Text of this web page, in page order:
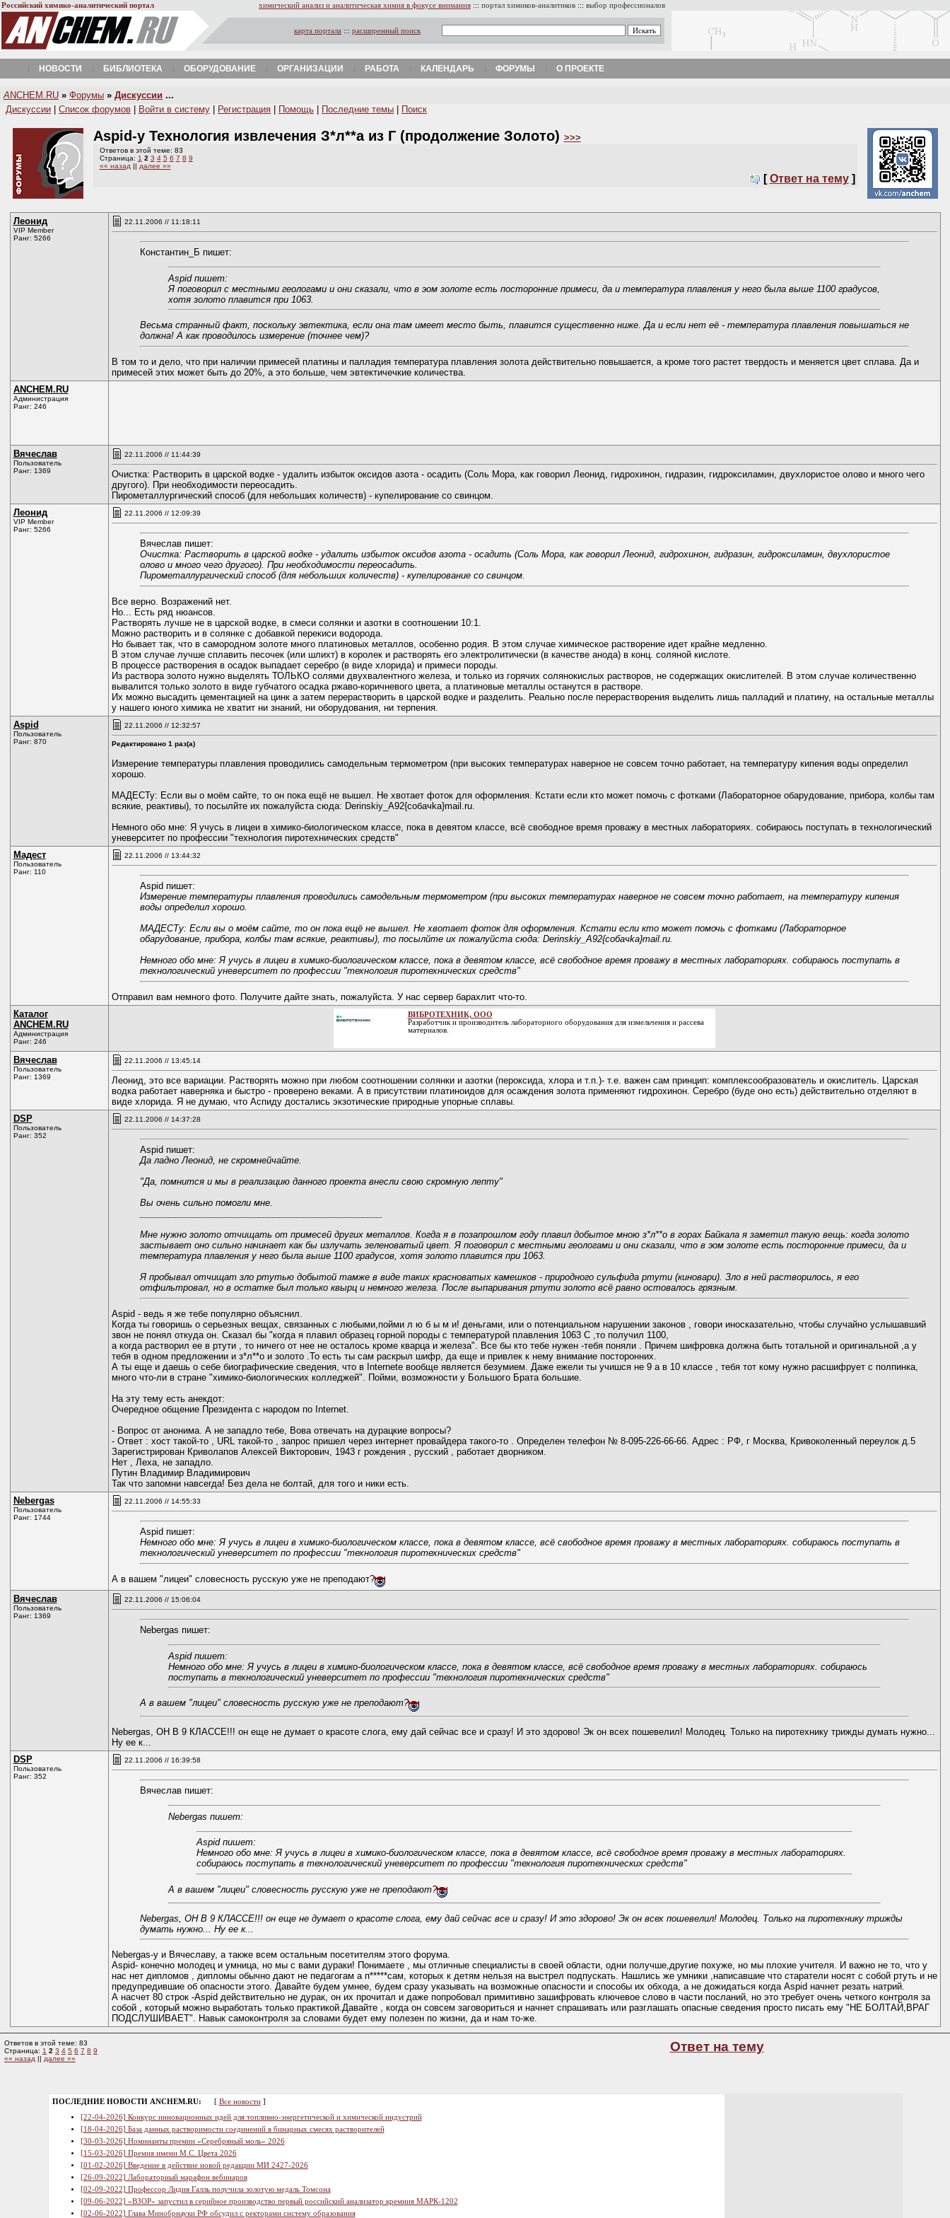
Российский химико-аналитический портал химический анализ и аналитическая химия в фокусе внимания ::: портал химиков-аналитиков ::: выбор профессионалов
карта портала ::: расширенный поиск
НОВОСТИ БИБЛИОТЕКА ОБОРУДОВАНИЕ ОРГАНИЗАЦИИ РАБОТА КАЛЕНДАРЬ ФОРУМЫ О ПРОЕКТЕ
A NCHEM.RU » Форумы » Дискуссии ...
Дискуссии
Список форумов Войти в систему Регистрация Помощь Последние темы Поиск
Aspid-у Технология извлечения З*л**а из Г (продолжение Золото) >>>
Ответов в этой теме: 83
Страница: 1 2 3 4 5 6 7 8 9
«« назад || далее »»
[ Ответ на тему ]
Леонид
VIP Member
Ранг: 5266
22.11.2006 // 11:18:11
Константин_Б пишет:
Aspid пишет:
Я поговорил с местными геологами и они сказали, что в эом золоте есть посторонние примеси, да и температура плавления у него была выше 1100 градусов,
хотя золото плавится при 1063.
Весьма странный факт, поскольку эвтектика, если она там имеет место быть, плавится существенно ниже. Да и если нет её - температура плавления повышаться не
должна! А как проводилось измерение (точнее чем)?
В том то и дело, что при наличии примесей платины и палладия температура плавления золота действительно повышается, а кроме того растет твердость и меняется цвет сплава. Да и
примесей этих может быть до 20%, а это больше, чем эвтектичечкие количества.
ANCHEM.RU
Администрация
Ранг: 246
Вячеслав
Пользователь
Ранг: 1369
22.11.2006 // 11:44:39
Очистка: Растворить в царской водке - удалить избыток оксидов азота - осадить (Соль Мора, как говорил Леонид, гидрохинон, гидразин, гидроксиламин, двухлористое олово и много чего
другого). При необходимости переосадить.
Пирометаллургический способ (для небольших количеств) - купелирование со свинцом.
Леонид
VIP Member
Ранг: 5266
22.11.2006 // 12:09:39
Вячеслав пишет:
Очистка: Растворить в царской водке - удалить избыток оксидов азота - осадить (Соль Мора, как говорил Леонид, гидрохинон, гидразин, гидроксиламин, двухлористое
олово и много чего другого). При необходимости переосадить.
Пирометаллургический способ (для небольших количеств) - купелирование со свинцом.
Все верно. Возражений нет.
Но... Есть ряд нюансов.
Растворять лучше не в царской водке, в смеси солянки и азотки в соотношении 10:1.
Можно растворить и в солянке с добавкой перекиси водорода.
Но бывает так, что в самородном золоте много платиновых металлов, особенно родия. В этом случае химическое растворение идет крайне медленно.
В этом случае лучше сплавить песочек (или шлихт) в королек и растворять его электролитически (в качестве анода) в конц. соляной кислоте.
В процессе растворения в осадок выпадает серебро (в виде хлорида) и примеси породы.
Из раствора золото нужно выделять ТОЛЬКО солями двухвалентного железа, и только из горячих солянокислых растворов, не содержащих окислителей. В этом случае количественно
вывалится только золото в виде губчатого осадка ржаво-коричневого цвета, а платиновые металлы останутся в растворе.
Их можно высадить цементацией на цинк а затем перерастворить в царской водке и разделить. Реально после перерастворения выделить лишь палладий и платину, на остальные металлы
у нашего юного химика не хватит ни знаний, ни оборудования, ни терпения.
Aspid
Пользователь
Ранг: 870
22.11.2006 // 12:32:57
Редактировано 1 раз(а)
Измерение температуры плавления проводились самодельным термометром (при высоких температурах наверное не совсем точно работает, на температуру кипения воды определил
хорошо.
МАДЕСТу: Если вы о моём сайте, то он пока ещё не вышел. Не хвотает фоток для оформления. Кстати если кто может помочь с фотками (Лабораторное обарудование, прибора, колбы там
всякие, реактивы), то посылйте их пожалуйста сюда: Derinskiy_A92{coбaчkа}mail.ru.
Немного обо мне: Я учусь в лицеи в химико-биологическом классе, пока в девятом классе, всё свободное время проважу в местных лабораториях. собираюсь поступать в технологический
уневерситет по профессии "технология пиротехнических средств"
Мадест
Пользователь
Ранг: 110
22.11.2006 // 13:44:32
Aspid пишет:
Измерение температуры плавления проводились самодельным термометром (при высоких температурах наверное не совсем точно работает, на температуру кипения
воды определил хорошо.
МАДЕСТу: Если вы о моём сайте, то он пока ещё не вышел. Не хвотает фоток для оформления. Кстати если кто может помочь с фотками (Лабораторное
обарудование, прибора, колбы там всякие, реактивы), то посылйте их пожалуйста сюда: Derinskiy_A92{coбaчkа}mail.ru.
Немного обо мне: Я учусь в лицеи в химико-биологическом классе, пока в девятом классе, всё свободное время проважу в местных лабораториях. собираюсь поступать в
технологический уневерситет по профессии "технология пиротехнических средств"
Отправил вам немного фото. Получите дайте знать, пожалуйста. У нас сервер барахлит что-то.
Каталог
ANCHEM.RU
Администрация
Ранг: 246
ВИБРОТЕХНИК, ООО
Разработчик и производитель лабораторного оборудования для измельчения и рассева
материалов.
Вячеслав
Пользователь
Ранг: 1369
22.11.2006 // 13:45:14
Леонид, это все вариации. Растворять можно при любом соотношении солянки и азотки (пероксида, хлора и т.п.)- т.е. важен сам принцип: комплексообразователь и окислитель. Царская
водка работает наверняка и быстро - проверено веками. А в присутствии платиноидов для осаждения золота применяют гидрохинон. Серебро (буде оно есть) действительно отделяют в
виде хлорида. Я не думаю, что Аспиду достались экзотические природные упорные сплавы.
DSP
Пользователь
Ранг: 352
22.11.2006 // 14:37:28
Aspid пишет:
Да ладно Леонид, не скромнейчайте.
"Да, помнится и мы в реализацию данного проекта внесли свою скромную лепту"
Вы очень сильно помогли мне.
Мне нужно золото отчищать от примесей других металлов. Когда я в позапрошлом году плавил добытое мною з*л**о в горах Байкала я заметил такую вещь: когда золото
застывает оно сильно начинает как бы излучать зеленоватый цвет. Я поговорил с местными геологами и они сказали, что в эом золоте есть посторонние примеси, да и
температура плавления у него была выше 1100 градусов, хотя золото плавится при 1063.
Я пробывал отчищат зло ртутью добытой тамже в виде таких красноватых камешков - природного сульфида ртути (киновари). Зло в ней растворилось, я его
отфильтровал, но в остатке был только квырц и немного железа. После выпаривания ртути золото всё равно остовалось грязным.
Aspid - ведь я же тебе популярно объяснил.
Когда ты говоришь о серьезных вещах, связанных с любыми,пойми л ю б ы м и! деньгами, или о потенциальном нарушении законов , говори иносказательно, чтобы случайно услышавший
звон не понял откуда он. Сказал бы "когда я плавил образец горной породы с температурой плавления 1063 С ,то получил 1100,
а когда растворил ее в ртути , то ничего от нее не осталось кроме кварца и железа". Все бы кто тебе нужен -тебя поняли . Причем шифровка должна быть тотальной и оригинальной ,а у
тебя в одном предложении и з*л**о и золото .То есть ты сам раскрыл шифр, да еще и привлек к нему внимание посторонних.
А ты еще и даешь о себе биографические сведения, что в Internete вообще является безумием. Даже ежели ты учишся не 9 а в 10 классе , тебя тот кому нужно расшифрует с полпинка,
много что-ли в стране "химико-биологических колледжей". Пойми, возможности у Большого Брата большие.
На эту тему есть анекдот:
Очередное общение Президента с народом по Internet.
- Вопрос от анонима. А не западло тебе, Вова отвечать на дурацкие вопросы?
- Ответ : хост такой-то , URL такой-то , запрос пришел через интернет провайдера такого-то . Определен телефон № 8-095-226-66-66. Адрес : РФ, г Москва, Кривоколенный переулок д.5
Зарегистрирован Криволапов Алексей Викторович, 1943 г рождения , русский , работает дворником.
Нет , Леха, не западло.
Путин Владимир Владимирович
Так что запомни навсегда! Без дела не болтай, для того и ники есть.
Nebergas
Пользователь
Ранг: 1744
22.11.2006 // 14:55:33
Aspid пишет:
Немного обо мне: Я учусь в лицеи в химико-биологическом классе, пока в девятом классе, всё свободное время проважу в местных лабораториях. собираюсь поступать в
технологический уневерситет по профессии "технология пиротехнических средств"
А в вашем "лицеи" словесность русскую уже не преподают?
Вячеслав
Пользователь
Ранг: 1369
22.11.2006 // 15:06:04
Nebergas пишет:
Aspid пишет:
Немного обо мне: Я учусь в лицеи в химико-биологическом классе, пока в девятом классе, всё свободное время проважу в местных лабораториях. собираюсь
поступать в технологический уневерситет по профессии "технология пиротехнических средств"
А в вашем "лицеи" словесность русскую уже не преподают?
Nebergas, ОН В 9 КЛАССЕ!!! он еще не думает о красоте слога, ему дай сейчас все и сразу! И это здорово! Эк он всех пошевелил! Молодец. Только на пиротехнику трижды думать нужно...
Ну ее к...
DSP
Пользователь
Ранг: 352
22.11.2006 // 16:39:58
Вячеслав пишет:
Nebergas пишет:
Aspid пишет:
Немного обо мне: Я учусь в лицеи в химико-биологическом классе, пока в девятом классе, всё свободное время проважу в местных лабораториях.
собираюсь поступать в технологический уневерситет по профессии "технология пиротехнических средств"
А в вашем "лицеи" словесность русскую уже не преподают?
Nebergas, ОН В 9 КЛАССЕ!!! он еще не думает о красоте слога, ему дай сейчас все и сразу! И это здорово! Эк он всех пошевелил! Молодец. Только на пиротехнику трижды
думать нужно... Ну ее к...
Nebergas-у и Вячеславу, а также всем остальным посетителям этого форума.
Aspid- конечно молодец и умница, но мы с вами дураки! Понимаете , мы отличные специалисты в своей области, одни получше,другие похуже, но мы плохие учителя. И важно не то, что у
нас нет дипломов , дипломы обычно дают не педагогам а п*****сам, которых к детям нельзя на выстрел подпускать. Нашлись же умники ,написавшие что старатели носят с собой ртуть и не
предупредившие об опасности этого. Давайте будем умнее, будем сразу указывать на возможные опасности и способы их обхода, а не дожидаться когда Aspid начнет резать натрий.
А насчет 80 строк -Aspid действительно не дурак, он их прочитал и даже попробовал примитивно зашифровать ключевое слово в части посланий, но это требует очень четкого контроля за
собой , который можно выработать только практикой.Давайте , когда он совсем заговориться и начнет спрашивать или разглашать опасные сведения просто писать ему "НЕ БОЛТАЙ,ВРАГ
ПОДСЛУШИВАЕТ". Навык самоконтроля за словами будет ему полезен по жизни, да и нам то-же.
Ответов в этой теме: 83
Страница: 1 2 3 4 5 6 7 8 9
«« назад || далее »»
Ответ на тему
ПОСЛЕДНИЕ НОВОСТИ ANCHEM.RU: [ Все новости]
[22-04-2026] Конкурс инновационных идей для топливно-энергетической и химической индустрий
[18-04-2026] База данных растворимости соединений в бинарных смесях растворителей
[30-03-2026] Номинанты премии «Серебряный моль» 2026
[15-03-2026] Премия имени М.С. Цвета 2026
[01-02-2026] Введение в действие новой редакции МИ 2427-2026
[26-09-2022] Лабораторный марафон вебинаров
[02-09-2022] Профессор Лидия Галль получила золотую медаль Томсона
[09-06-2022] «ВЗОР» запустил в серийное производство первый российский анализатор кремния МАРК-1202
[02-06-2022] Глава Минобрнауки РФ обсудил с ректорами систему образования